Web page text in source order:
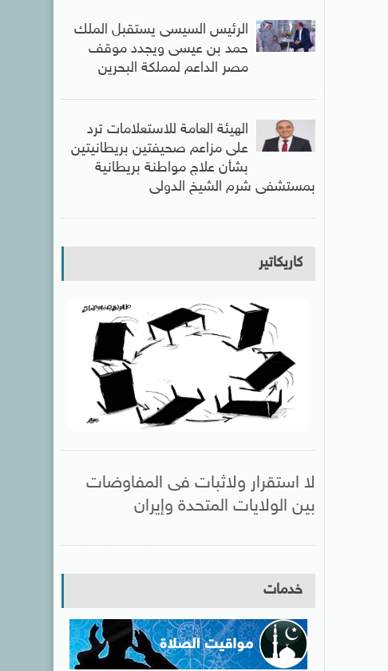
الرئيس السيسى يستقبل الملك
حمد بن عيسى ويجدد موقف
مصر الداعم لمملكة البحرين
الهيئة العامة للاستعلامات ترد
على مزاعم صحيفتين بريطانيتين
بشأن علاج مواطنة بريطانية
بمستشفى شرم الشيخ الدولى
كاريكاتير
لا استقرار ولاثبات فى المفاوضات
بين الولايات المتحدة وإيران
خدمات